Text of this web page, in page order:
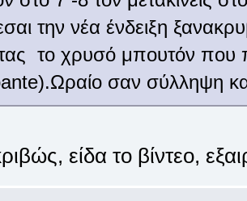
την νέα ένδειξη
το χρυσό μπουτόν που
σαν σύλληψη
είδα το βίντεο,